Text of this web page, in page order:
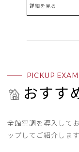
詳細を見る
PICKUP
おすす
全館空調を導入して
ップしてご紹介します